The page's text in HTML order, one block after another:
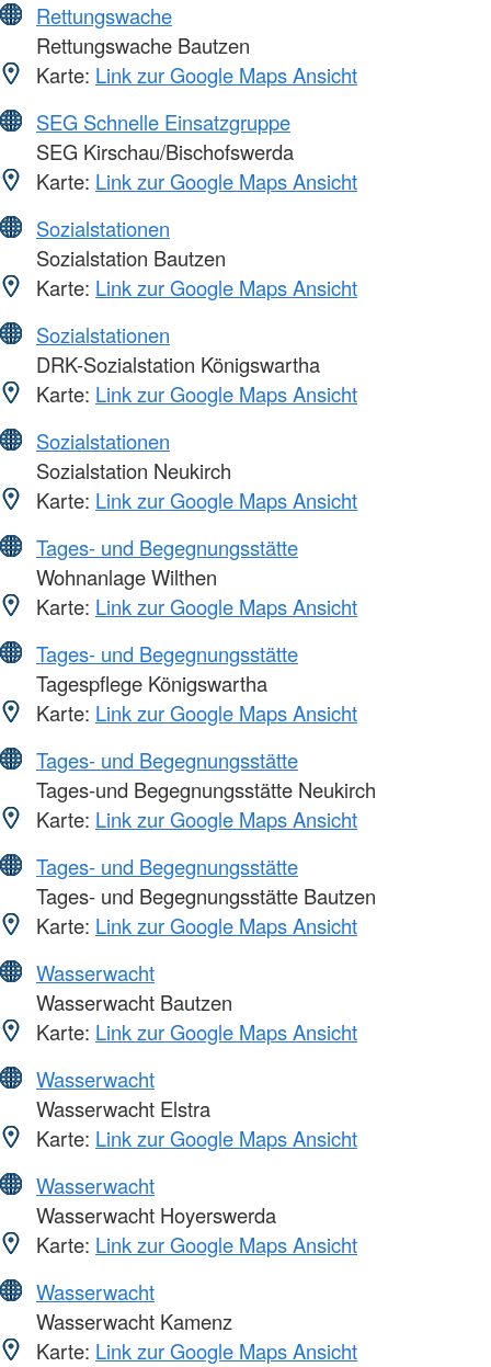
Rettungswache
Rettungswache Bautzen
Karte: Link zur Google Maps Ansicht
SEG Schnelle Einsatzgruppe
SEG Kirschau/Bischofswerda
Karte: Link zur Google Maps Ansicht
Sozialstationen
Sozialstation Bautzen
Karte: Link zur Google Maps Ansicht
Sozialstationen
DRK-Sozialstation Königswartha
Karte: Link zur Google Maps Ansicht
Sozialstationen
Sozialstation Neukirch
Karte: Link zur Google Maps Ansicht
Tages- und Begegnungsstätte
Wohnanlage Wilthen
Karte: Link zur Google Maps Ansicht
Tages- und Begegnungsstätte
Tagespflege Königswartha
Karte: Link zur Google Maps Ansicht
Tages- und Begegnungsstätte
Tages-und Begegnungsstätte Neukirch
Karte: Link zur Google Maps Ansicht
Tages- und Begegnungsstätte
Tages- und Begegnungsstätte Bautzen
Karte: Link zur Google Maps Ansicht
Wasserwacht
Wasserwacht Bautzen
Karte: Link zur Google Maps Ansicht
Wasserwacht
Wasserwacht Elstra
Karte: Link zur Google Maps Ansicht
Wasserwacht
Wasserwacht Hoyerswerda
Karte: Link zur Google Maps Ansicht
Wasserwacht
Wasserwacht Kamenz
Karte: Link zur Google Maps Ansicht